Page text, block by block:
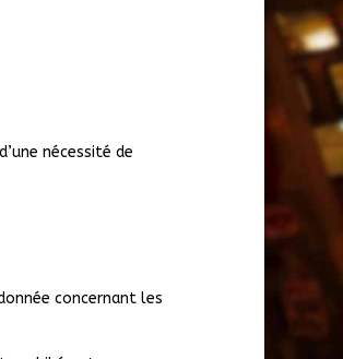
nécessité de
concernant les